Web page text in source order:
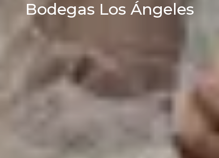
Bodegas Los Ángeles